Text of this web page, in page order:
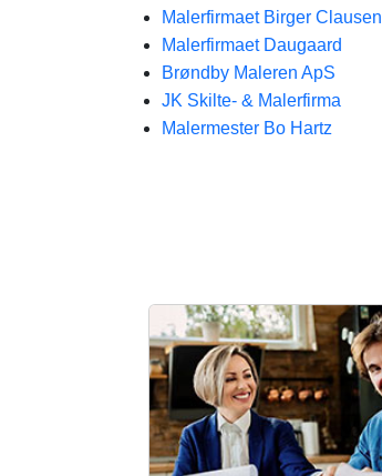
Malerfirmaet Birger Clausen
Malerfirmaet Daugaard
Brøndby Maleren ApS
JK Skilte- & Malerfirma
Malermester Bo Hartz